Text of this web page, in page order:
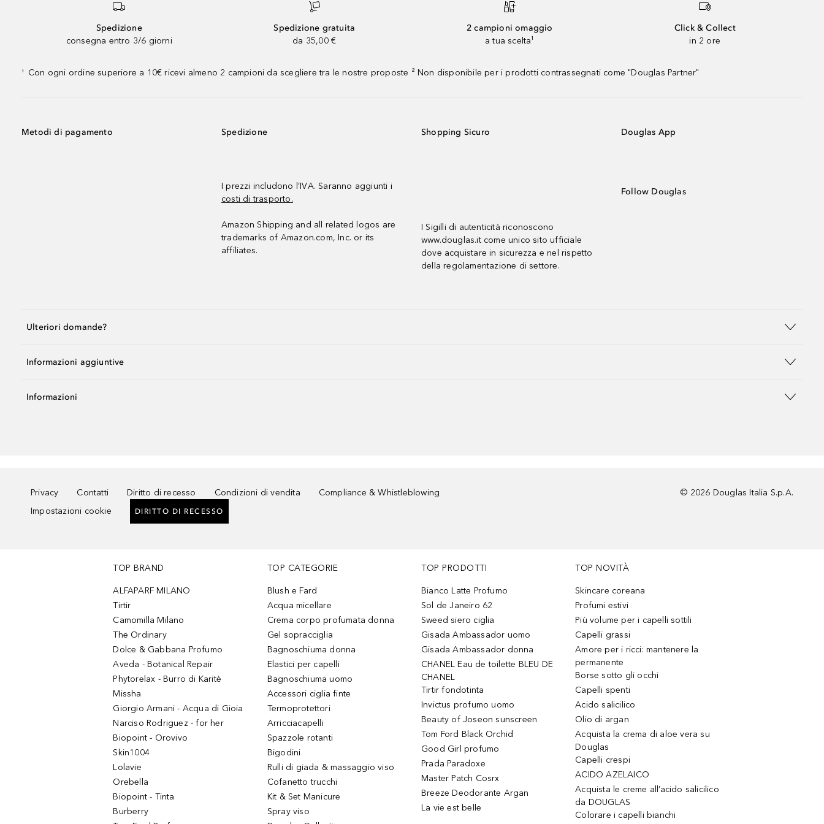
Spedizione
consegna entro 3/6 giorni
Spedizione gratuita
da 35,00 €
2 campioni omaggio
a tua scelta¹
Click & Collect
in 2 ore
¹ Con ogni ordine superiore a 10€ ricevi almeno 2 campioni da scegliere tra le nostre proposte ² Non disponibile per i prodotti contrassegnati come "Douglas Partner"
Metodi di pagamento Spedizione
I prezzi includono l’IVA. Saranno aggiunti i
costi di trasporto.
Amazon Shipping and all related logos are
trademarks of Amazon.com, Inc. or its
affiliates.
Shopping Sicuro
I Sigilli di autenticità riconoscono
www.douglas.it come unico sito ufficiale
dove acquistare in sicurezza e nel rispetto
della regolamentazione di settore.
Douglas App
Follow Douglas
Ulteriori domande?
Informazioni aggiuntive
Informazioni
Privacy Contatti Diritto di recesso Condizioni di vendita
Compliance & Whistleblowing
Impostazioni cookie
DIRITTO DI RECESSO
© 2026 Douglas Italia S.p.A.
TOP BRAND
ALFAPARF MILANO
Tirtir
Camomilla Milano
The Ordinary
Dolce & Gabbana Profumo
Aveda - Botanical Repair
Phytorelax - Burro di Karitè
Missha
Giorgio Armani - Acqua di Gioia
Narciso Rodriguez - for her
Biopoint - Orovivo
Skin1004
Lolavie
Orebella
Biopoint - Tinta
Burberry
TOP CATEGORIE
Blush e Fard
Acqua micellare
Crema corpo profumata donna
Gel sopracciglia
Bagnoschiuma donna
Elastici per capelli
Bagnoschiuma uomo
Accessori ciglia finte
Termoprotettori
Arricciacapelli
Spazzole rotanti
Bigodini
Rulli di giada & massaggio viso
Cofanetto trucchi
Kit & Set Manicure
Spray viso
TOP PRODOTTI
Bianco Latte Profumo
Sol de Janeiro 62
Sweed siero ciglia
Gisada Ambassador uomo
Gisada Ambassador donna
CHANEL Eau de toilette BLEU DE
CHANEL
Tirtir fondotinta
Invictus profumo uomo
Beauty of Joseon sunscreen
Tom Ford Black Orchid
Good Girl profumo
Prada Paradoxe
Master Patch Cosrx
Breeze Deodorante Argan
La vie est belle
TOP NOVITÀ
Skincare coreana
Profumi estivi
Più volume per i capelli sottili
Capelli grassi
Amore per i ricci: mantenere la
permanente
Borse sotto gli occhi
Capelli spenti
Acido salicilico
Olio di argan
Acquista la crema di aloe vera su
Douglas
Capelli crespi
ACIDO AZELAICO
Acquista le creme all’acido salicilico
da DOUGLAS
Colorare i capelli bianchi